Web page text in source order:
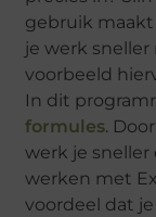
gebruik maakt
je werk
voorbeeld
In dit
formules.
werk je sneller
werken met
voordeel dat